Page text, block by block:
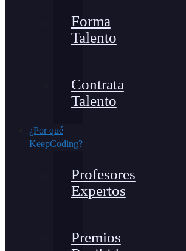
Forma
Talento
Contrata
Talento
¿Por qué
KeepCoding?
Profesores
Expertos
Premios